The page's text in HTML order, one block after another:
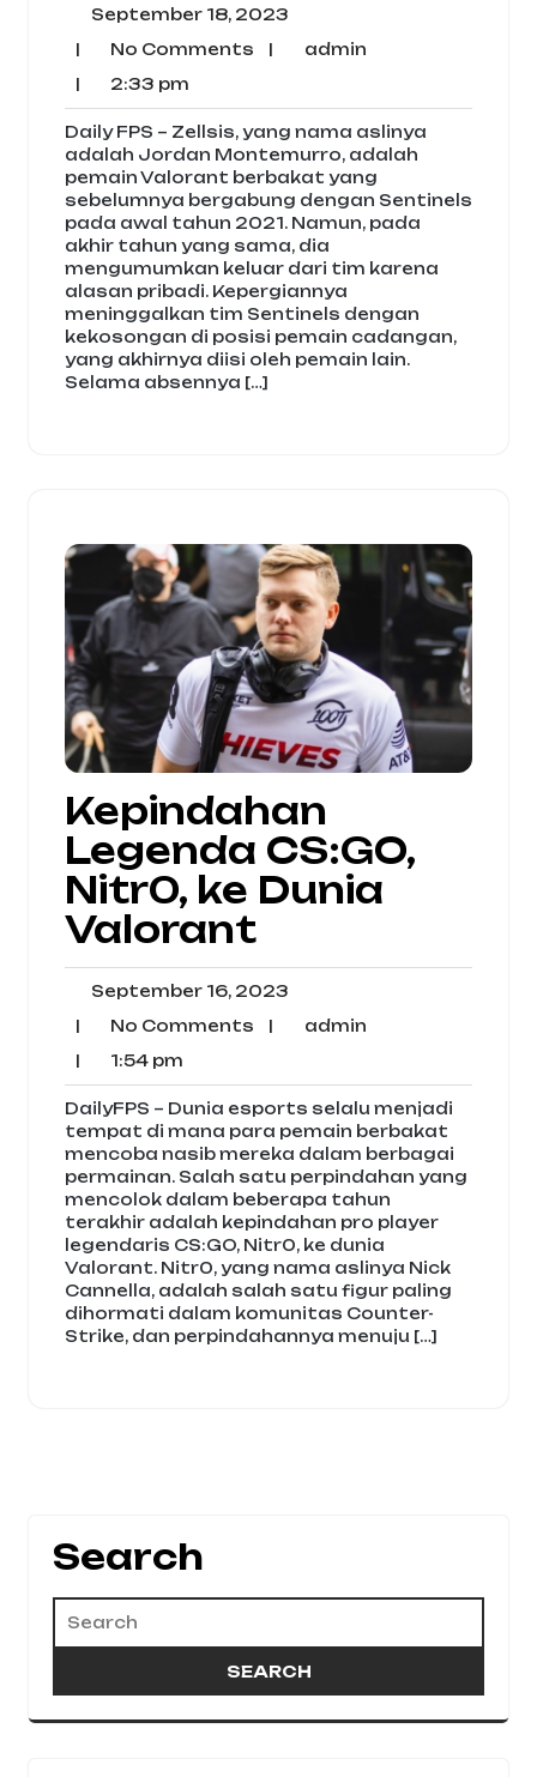
September 18, 2023
2023
| No Comments No| adminadmin
|
2:33 pm
pm
Daily FPS – Zellsis, yang nama aslinya
adalah Jordan Montemurro, adalah
pemain Valorant berbakat yang
sebelumnya bergabung dengan Sentinels
pada awal tahun 2021. Namun, pada
akhir tahun yang sama, dia
mengumumkan keluar dari tim karena
alasan pribadi. Kepergiannya
meninggalkan tim Sentinels dengan
kekosongan di posisi pemain cadangan,
yang akhirnya diisi oleh pemain lain.
Selama absennya […]
Kepindahan
Legenda CS:GO,
Nitr0, ke Dunia
Valorant
September 16, 2023
2023
| No Comments No| adminadmin
|
1:54 pm
pm
DailyFPS – Dunia esports selalu menjadi
tempat di mana para pemain berbakat
mencoba nasib mereka dalam berbagai
permainan. Salah satu perpindahan yang
mencolok dalam beberapa tahun
terakhir adalah kepindahan pro player
legendaris CS:GO, Nitr0, ke dunia
Valorant. Nitr0, yang nama aslinya Nick
Cannella, adalah salah satu figur paling
dihormati dalam komunitas Counter-
Strike, dan perpindahannya menuju […]
Search